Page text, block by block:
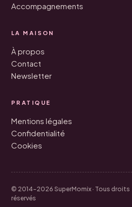
Accompagnements
LA MAISON
À propos
Contact
Newsletter
PRATIQUE
Mentions légales
Confidentialité
Cookies
© 2014–2026 SuperMomix · Tous droits
réservés